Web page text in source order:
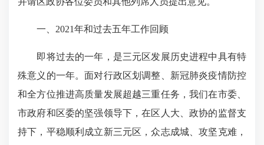
一、2021年和过去五年工作回顾
即将过去的一年，是三元区发展历史进程中具有特
殊意义的一年。面对行政区划调整、新冠肺炎疫情防控
和全方位推进高质量发展超越三重任务，我们在市委、
市政府和区委的坚强领导下，在区人大、政协的监督支
持下，平稳顺利成立新三元区，众志成城、攻坚克难，